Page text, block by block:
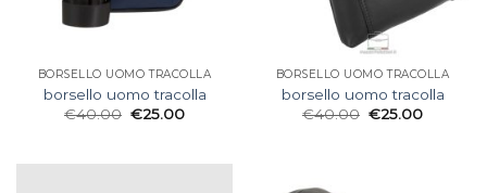
BORSELLO UOMO TRACOLLA
borsello uomo tracolla
€40.00 €25.00
BORSELLO UOMO TRACOLLA
borsello uomo tracolla
€40.00 €25.00